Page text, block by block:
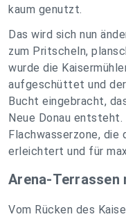
kaum genutzt.
Das wird sich nun
zum Pritscheln,
wurde die
aufgeschüttet und
Bucht eingebracht,
Neue Donau
Flachwasserzone, die
erleichtert und für
Arena-Terrassen
Vom Rücken des